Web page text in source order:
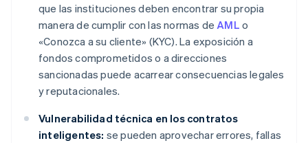
que las instituciones deben encontrar su propia
manera de cumplir con las normas deAML o
«Conozca a su cliente» (KYC). La exposición a
fondos comprometidos o a direcciones
sancionadas puede acarrear consecuencias legales
y reputacionales.
Vulnerabilidad técnica en los contratos
inteligentes: se pueden aprovechar errores, fallas